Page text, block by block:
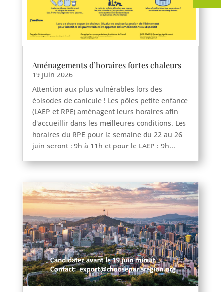
Haravilliers
Le Bellay-en-vexin
Le Heaulme
Aménagements d’horaires fortes chaleurs
19 Juin 2026
Attention aux plus vulnérables lors des
épisodes de canicule ! Les pôles petite enfance
(LAEP et RPE) aménagent leurs horaires afin
d'accueillir dans les meilleures conditions. Les
horaires du RPE pour la semaine du 22 au 26
juin seront : 9h à 11h et pour le LAEP : 9h...